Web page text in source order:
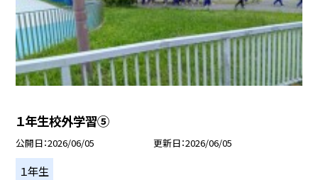
１年生校外学習⑤
公開日 2026/06/05 更新日 2026/06/05
１年生